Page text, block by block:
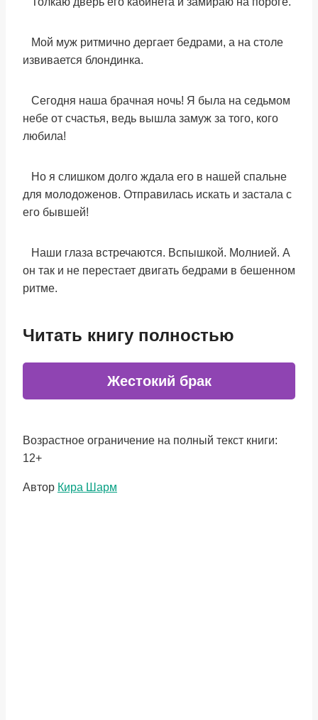
Мой муж ритмично дергает бедрами, а на столе
извивается блондинка.
Сегодня наша брачная ночь! Я была на седьмом
небе от счастья, ведь вышла замуж за того, кого
любила!
Но я слишком долго ждала его в нашей спальне
для молодоженов. Отправилась искать и застала с
его бывшей!
Наши глаза встречаются. Вспышкой. Молнией. А
он так и не перестает двигать бедрами в бешенном
ритме.
Читать книгу полностью
Жестокий брак
Возрастное ограничение на полный текст книги:
12+
Метки
Автор Кира Шарм